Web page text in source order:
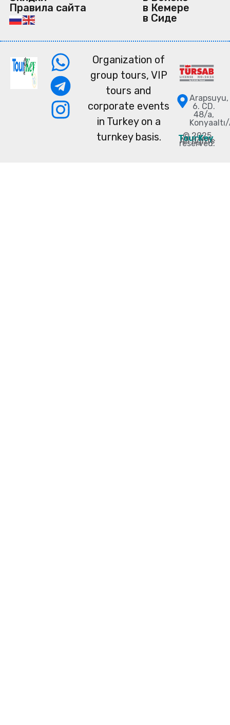
Organization of
group tours, VIP
tours and
corporate events
in Turkey on a
turnkey basis.
Arapsuyu,
6. CD.
48/a,
© 2025
TourKey.
All rights
reserved.
в Кемере
в Сиде
Правила сайта